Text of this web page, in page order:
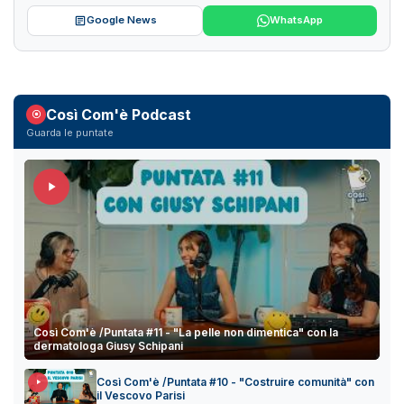
Google News WhatsApp
Così Com'è Podcast
Guarda le puntate
Così Com'è /Puntata #11 - "La pelle non dimentica" con la
dermatologa Giusy Schipani
Così Com'è /Puntata #10 - "Costruire comunità" con
il Vescovo Parisi